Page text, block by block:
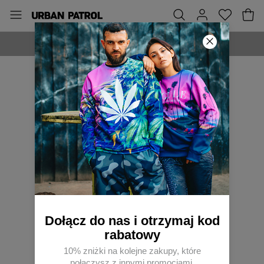
WYPRODUKOWANE W POLSCE
Dołącz do nas i otrzymaj kod
rabatowy
10% zniżki na kolejne zakupy, które